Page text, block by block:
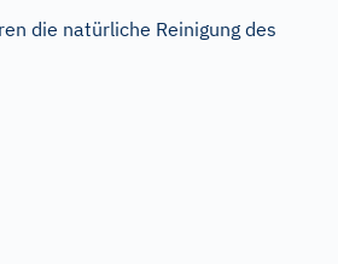
die natürliche Reinigung des